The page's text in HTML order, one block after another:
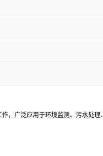
，广泛应用于环境监测、污水处